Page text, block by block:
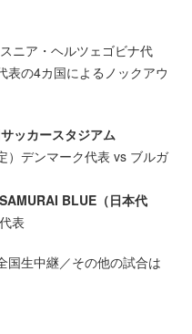
ニア・ヘルツェゴビナ代
表の4カ国によるノックアウ
ッカースタジアム
）デンマーク代表 vs ブルガ
SAMURAI BLUE（日本代
表
国生中継／その他の試合は